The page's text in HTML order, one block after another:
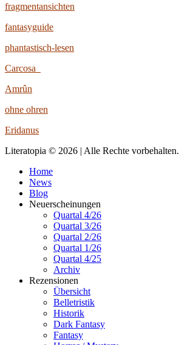
fragmentansichten
fantasyguide
phantastisch-lesen
Carcosa
Amrûn
ohne ohren
Eridanus
Literatopia © 2026 | Alle Rechte vorbehalten.
Home
News
Blog
Neuerscheinungen
Quartal 4/26
Quartal 3/26
Quartal 2/26
Quartal 1/26
Quartal 4/25
Archiv
Rezensionen
Übersicht
Belletristik
Historik
Dark Fantasy
Fantasy